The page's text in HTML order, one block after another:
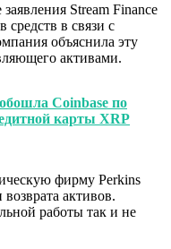
Stream Finance
средств в связи с
объяснила эту
активами.
Coinbase по
карты XRP
фирму Perkins
активов.
работы так и не